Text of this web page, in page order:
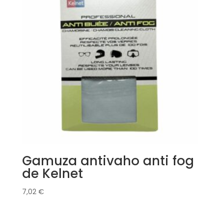
Gamuza antivaho anti fog
de Kelnet
7,02 €